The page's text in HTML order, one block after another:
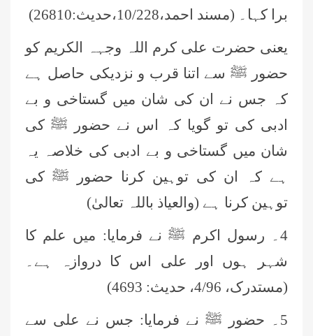
برا کہا۔ (مسند احمد،10/228،حديث:26810)
یعنی حضرت علی کرم اللہ وجہہ الکریم کو
حضور ﷺ سے اتنا قرب و نزدیکی حاصل ہے
کہ جس نے ان کی شان میں گستاخی و بے
ادبی کی تو گویا کہ اس نے حضور ﷺ کی
شان میں گستاخی و بے ادبی کی خلاصہ یہ
ہے کہ ان کی توہین کرنا حضور ﷺ کی
توہین کرنا ہے (والعیاذ باللہ تعالیٰ)
4۔ رسول اکرم ﷺ نے فرمایا: میں علم کا
شہر ہوں اور علی اس کا دروازہ ہے۔
(مستدرک، 4/96، حدیث: 4693)
5۔ حضور ﷺ نے فرمایا: جس نے علی سے